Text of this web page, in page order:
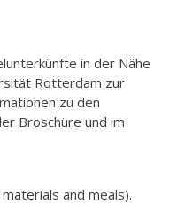
in der Nähe
Rotterdam zur
zu den
Broschüre und im
and meals).